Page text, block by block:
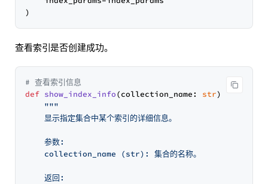
查看索引是否创建成功。
# 查看索引信息
def show_index_info(collection_name: str) ->
"""
    显示指定集合中某个索引的详细信息。
    参数:
    collection_name (str): 集合的名称。
    返回: